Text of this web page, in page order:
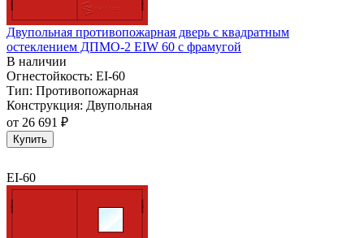
Двупольная противопожарная дверь с квадратным
остеклением ДПМО-2 EIW 60 с фрамугой
В наличии
Огнестойкость: EI-60
Тип: Противопожарная
Конструкция: Двупольная
от 26 691 ₽
Купить
EI-60